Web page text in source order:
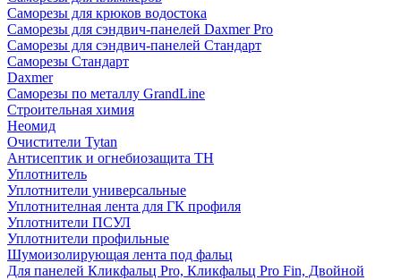
Саморезы для крюков водостока
Саморезы для сэндвич-панелей Daxmer Pro
Саморезы для сэндвич-панелей Стандарт
Саморезы Стандарт
Daxmer
Саморезы по металлу GrandLine
Строительная химия
Неомид
Очистители Tytan
Антисептик и огнебиозащита ТН
Уплотнитель
Уплотнители универсальные
Уплотнителная лента для ГК профиля
Уплотнители ПСУЛ
Уплотнители профильные
Шумоизолирующая лента под фальц
Для панелей Кликфальц Pro, Кликфальц Pro Fin, Двойной